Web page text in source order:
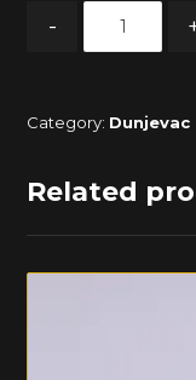
-
Category: Dunjevac
Related